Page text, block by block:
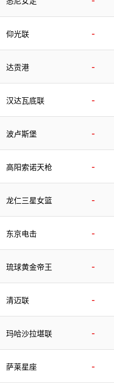
仰光联 -
达贡港 -
汉达瓦底联 -
波卢斯堡 -
高阳索诺天枪 -
龙仁三星女篮 -
东京电击 -
琉球黄金帝王 -
清迈联 -
玛哈沙拉堪联 -
萨莱星座 -